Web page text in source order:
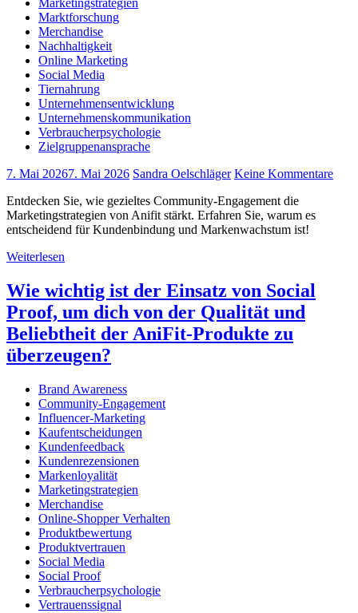
Marketingstrategien
Marktforschung
Merchandise
Nachhaltigkeit
Online Marketing
Social Media
Tiernahrung
Unternehmensentwicklung
Unternehmenskommunikation
Verbraucherpsychologie
Zielgruppenansprache
7. Mai 20267. Mai 2026 Sandra Oelschläger Keine Kommentare
Entdecken Sie, wie gezieltes Community-Engagement die
Marketingstrategien von Anifit stärkt. Erfahren Sie, warum es
entscheidend für Kundenbindung und Markenwachstum ist!
Weiterlesen
Wie wichtig ist der Einsatz von Social
Proof, um dich von der Qualität und
Beliebtheit der AniFit-Produkte zu
überzeugen?
Brand Awareness
Community-Engagement
Influencer-Marketing
Kaufentscheidungen
Kundenfeedback
Kundenrezensionen
Markenloyalität
Marketingstrategien
Merchandise
Online-Shopper Verhalten
Produktbewertung
Produktvertrauen
Social Media
Social Proof
Verbraucherpsychologie
Vertrauenssignal